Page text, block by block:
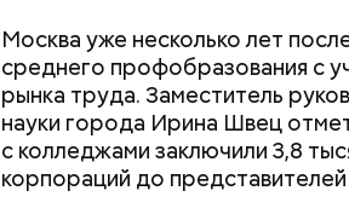
Москва уже несколько лет
среднего профобразования с
рынка труда. Заместитель
науки города Ирина Швец
с колледжами заключили 3,8
корпораций до
Ребята из
изучение профильных
спецкурсы совместно с
холдингами. Например, в